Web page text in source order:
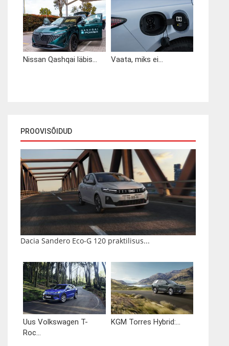
Nissan Qashqai läbis... Vaata, miks ei...
PROOVISÕIDUD
Dacia Sandero Eco-G 120 praktilisus...
Uus Volkswagen T-
Roc...
KGM Torres Hybrid:...